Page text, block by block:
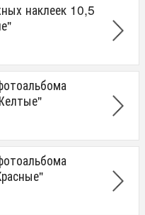
наклеек 10,5